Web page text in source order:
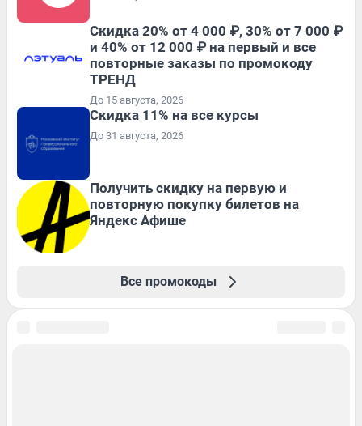
Скидка 20% от 4 000 ₽, 30% от 7 000 ₽
и 40% от 12 000 ₽ на первый и все
повторные заказы по промокоду
ТРЕНД
До 15 августа, 2026
Скидка 11% на все курсы
До 31 августа, 2026
Получить скидку на первую и
повторную покупку билетов на
Яндекс Афише
Все промокоды